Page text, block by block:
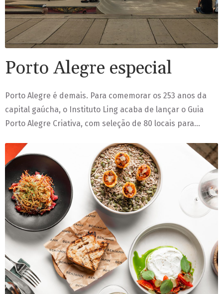
Porto Alegre especial
Porto Alegre é demais. Para comemorar os 253 anos da
capital gaúcha, o Instituto Ling acaba de lançar o Guia
Porto Alegre Criativa, com seleção de 80 locais para…